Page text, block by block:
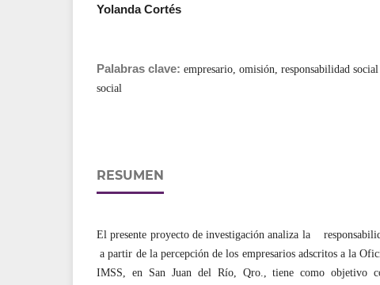
Yolanda Cortés
Palabras clave: empresario, omisión, responsabilidad
social
RESUMEN
El presente proyecto de investigación analiza la
a partir de la percepción de los empresarios adscritos a la
IMSS, en San Juan del Río, Qro., tiene como objetivo